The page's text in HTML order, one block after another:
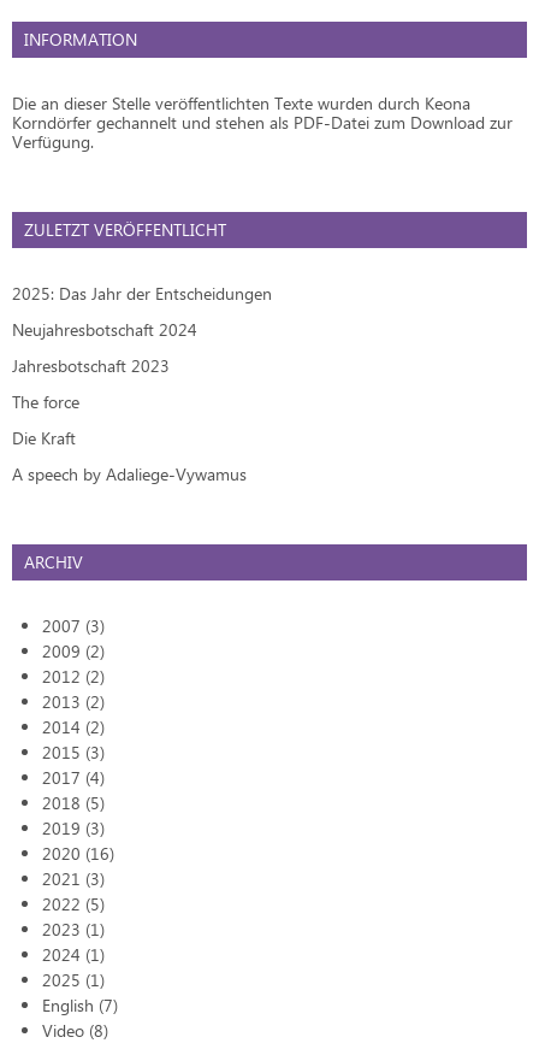
INFORMATION
Die an dieser Stelle veröffentlichten Texte wurden durch Keona
Korndörfer gechannelt und stehen als PDF-Datei zum Download zur
Verfügung.
ZULETZT VERÖFFENTLICHT
2025: Das Jahr der Entscheidungen
Neujahresbotschaft 2024
Jahresbotschaft 2023
The force
Die Kraft
A speech by Adaliege-Vywamus
ARCHIV
2007 (3)
2009 (2)
2012 (2)
2013 (2)
2014 (2)
2015 (3)
2017 (4)
2018 (5)
2019 (3)
2020 (16)
2021 (3)
2022 (5)
2023 (1)
2024 (1)
2025 (1)
English (7)
Video (8)